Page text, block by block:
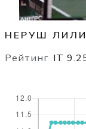
НЕРУШ
Рейтинг IT